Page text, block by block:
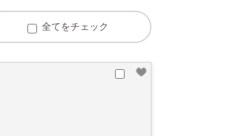
全てをチェック